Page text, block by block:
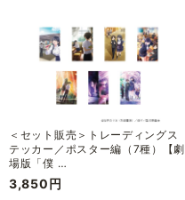
＜セット販売＞トレーディングス
テッカー／ポスター編（7種）【劇
場版「僕 …
3,850円